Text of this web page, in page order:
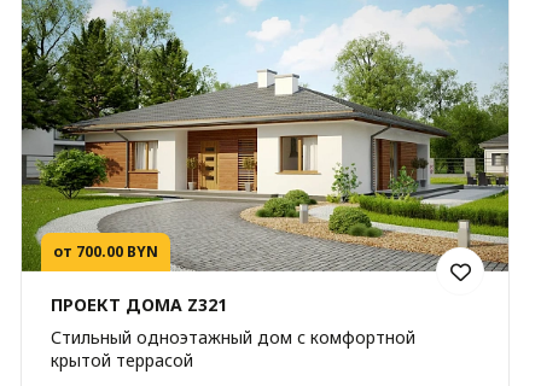
от 700.00 BYN
ПРОЕКТ ДОМА Z321
Стильный одноэтажный дом с комфортной
крытой террасой